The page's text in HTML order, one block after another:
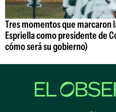
Tres momentos que marcaron
Espriella como presidente de
cómo será su gobierno)